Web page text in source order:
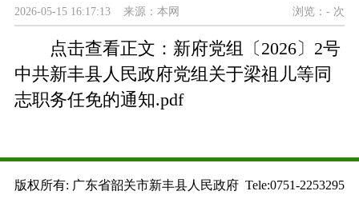
浏览：- 次
2026-05-15 16:17:13 来源：本网
点击查看正文： 新府党组〔2026〕2号
中共新丰县人民政府党组关于梁祖儿等同
志职务任免的通知.pdf
版权所有: 广东省韶关市新丰县人民政府 Tele:0751-2253295